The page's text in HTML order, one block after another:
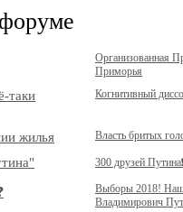
Организованная
Приморья
таки
Когнитивный
жилья Власть бритых
300 друзей
Выборы 2018!
Владимирович